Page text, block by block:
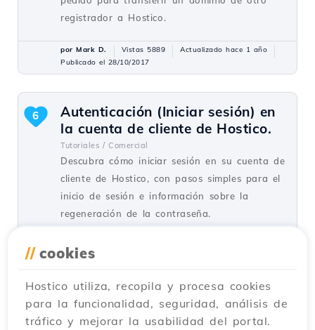
registrador a Hostico.
por Mark D. Vistas 5889
Actualizado hace 1 año
Publicado el 28/10/2017
Autenticación (Iniciar sesión) en
la cuenta de cliente de Hostico.
Tutoriales / Comercial
Descubra cómo iniciar sesión en su cuenta de
cliente de Hostico, con pasos simples para el
inicio de sesión e información sobre la
regeneración de la contraseña.
6
por Mark D.
Publicado el 01/07/2017
Registro de dominios
Tutoriales / Comercial
5
// cookies
Hostico utiliza, recopila y procesa cookies
para la funcionalidad, seguridad, análisis de
tráfico y mejorar la usabilidad del portal.